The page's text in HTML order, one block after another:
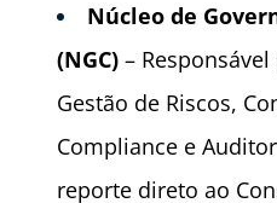
Núcleo de
(NGC) –
Gestão de Riscos,
Compliance e
reporte direto ao